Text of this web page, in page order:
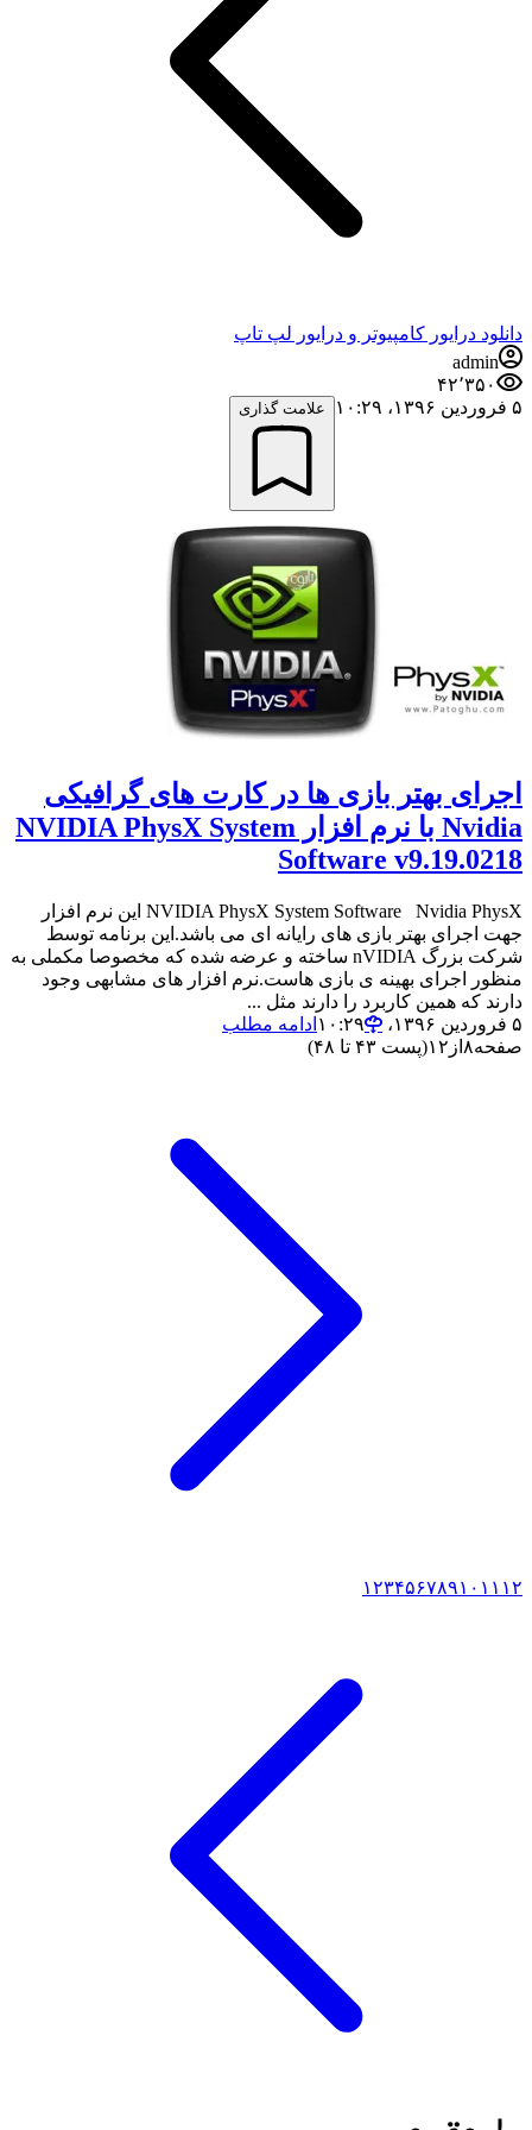
دانلود درایور کامپیوتر و درایور لپ تاپ
admin
۴۲٬۳۵۰
۵ فروردین ۱۳۹۶،‏ ۱۰:۲۹
علامت گذاری
اجرای بهتر بازی ها در کارت های گرافیکی
Nvidia با نرم افزار NVIDIA PhysX System
Software v9.19.0218
NVIDIA PhysX System Software Nvidia PhysX این نرم افزار
جهت اجرای بهتر بازی های رایانه ای می باشد.این برنامه توسط
شرکت بزرگ nVIDIA ساخته و عرضه شده که مخصوصا مکملی به
منظور اجرای بهینه ی بازی هاست.نرم افزار های مشابهی وجود
دارند که همین کاربرد را دارند مثل ...
۵ فروردین ۱۳۹۶،‏ ۱۰:۲۹
ادامه مطلب
صفحه۸ از ۱۲(پست ۴۳ تا ۴۸)
۱۲۳۴۵۶۷۸۹۱۰ ۱۱ ۱۲